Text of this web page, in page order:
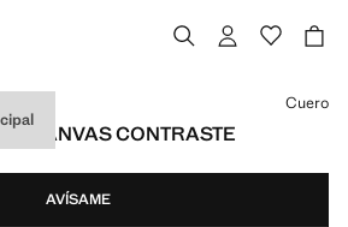
CANVAS CONTRASTE
]
Cuero
AVÍSAME